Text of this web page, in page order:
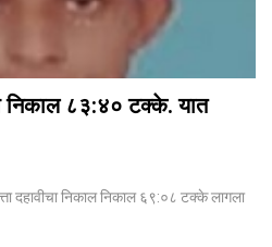
निकाल ८३:४० टक्के. यात
दहावीचा निकाल निकाल ६९:०८ टक्के लागला